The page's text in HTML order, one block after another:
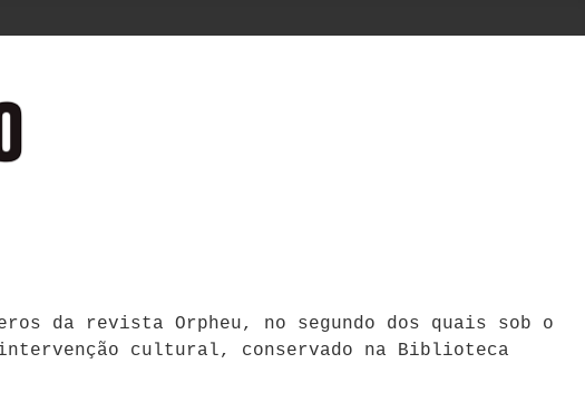
da revista Orpheu, no segundo dos quais sob o
cultural, conservado na Biblioteca